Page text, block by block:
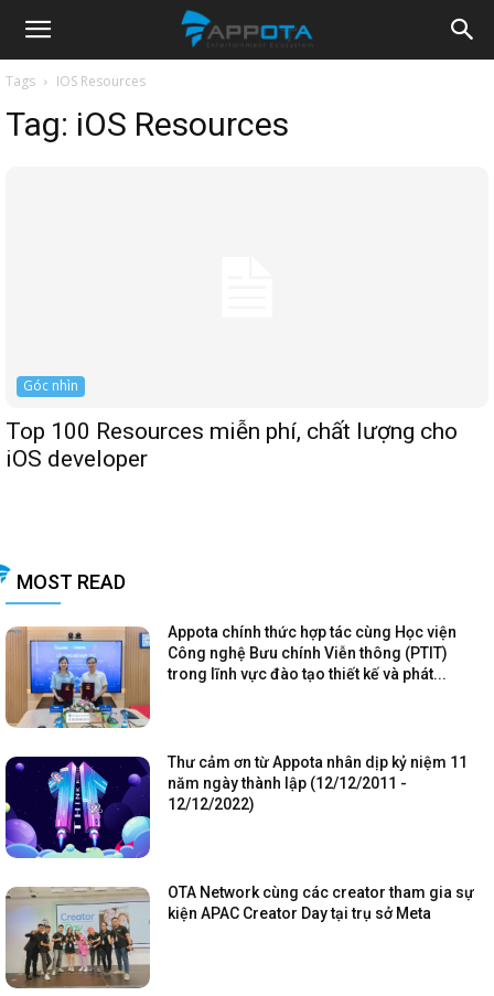
Appota
News
Tags IOS Resources
Tag: iOS Resources
Góc nhìn
Top 100 Resources miễn phí, chất lượng cho
iOS developer
MOST READ
Appota chính thức hợp tác cùng Học viện
Công nghệ Bưu chính Viễn thông (PTIT)
trong lĩnh vực đào tạo thiết kế và phát...
Thư cảm ơn từ Appota nhân dịp kỷ niệm 11
năm ngày thành lập (12/12/2011 -
12/12/2022)
OTA Network cùng các creator tham gia sự
kiện APAC Creator Day tại trụ sở Meta